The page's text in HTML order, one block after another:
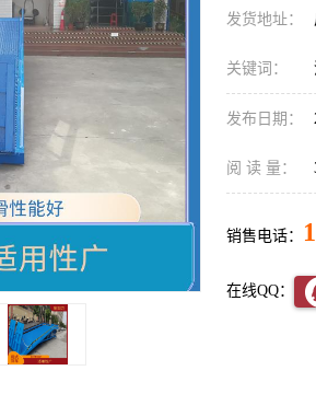
发货地址：
关键词：
发布日期：
阅 读 量：
销售电话：
在线QQ：